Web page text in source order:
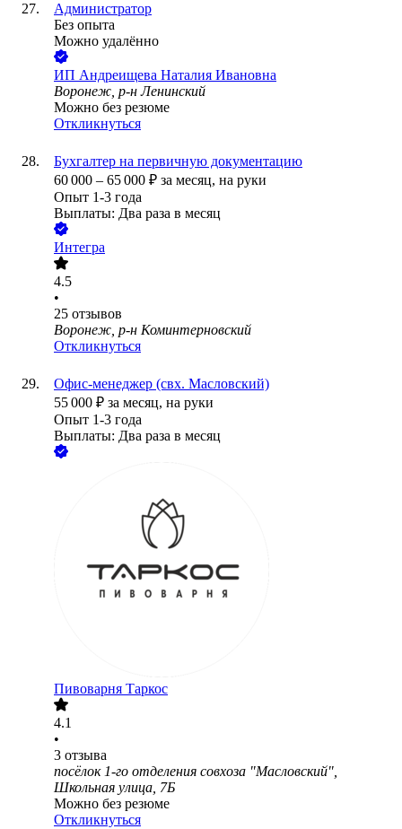
Администратор
Без опыта
Можно удалённо
ИП Андреищева Наталия Ивановна
Воронеж, р-н Ленинский
Можно без резюме
Откликнуться
Бухгалтер на первичную документацию
60 000 – 65 000 ₽ за месяц, на руки
Опыт 1-3 года
Выплаты: Два раза в месяц
Интегра
4.5
•
25 отзывов
Воронеж, р-н Коминтерновский
Откликнуться
Офис-менеджер (свх. Масловский)
55 000 ₽ за месяц, на руки
Опыт 1-3 года
Выплаты: Два раза в месяц
Пивоварня Таркос
4.1
•
3 отзыва
посёлок 1-го отделения совхоза "Масловский",
Школьная улица, 7Б
Можно без резюме
Откликнуться